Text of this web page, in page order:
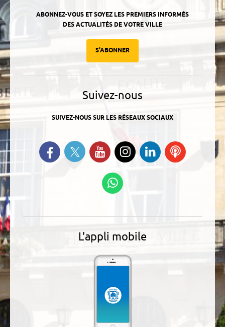
ABONNEZ-VOUS ET SOYEZ LES PREMIERS INFORMÉS
DES ACTUALITÉS DE VOTRE VILLE
S'ABONNER
Suivez-nous
SUIVEZ-NOUS SUR LES RÉSEAUX SOCIAUX
Retrouvez-nous sur Facebook
Suivez-nous sur Twitter
Suivez-nous sur YouTube
Suivez-nous sur
Instagram
Retrouvez-
nous sur
Ecoutez
L'appli mobile